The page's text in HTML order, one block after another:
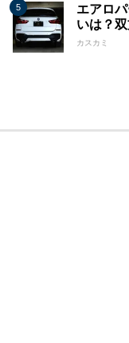
エアロ
いは？
カスカミ